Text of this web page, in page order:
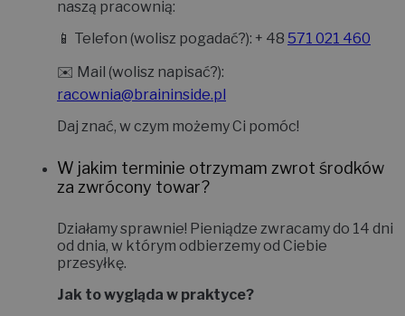
naszą pracownią:
📱 Telefon (wolisz pogadać?): + 48 571 021 460
✉️ Mail (wolisz napisać?):
racownia@braininside.pl
Daj znać, w czym możemy Ci pomóc!
W jakim terminie otrzymam zwrot środków
za zwrócony towar?
Działamy sprawnie! Pieniądze zwracamy do 14 dni
od dnia, w którym odbierzemy od Ciebie
przesyłkę.
Jak to wygląda w praktyce?